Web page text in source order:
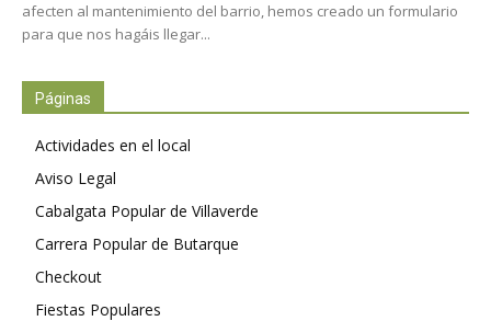
afecten al mantenimiento del barrio, hemos creado un formulario
para que nos hagáis llegar...
Páginas
Actividades en el local
Aviso Legal
Cabalgata Popular de Villaverde
Carrera Popular de Butarque
Checkout
Fiestas Populares